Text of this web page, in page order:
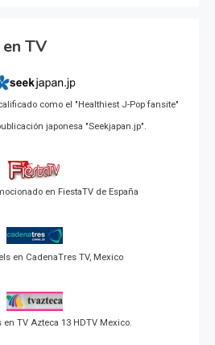
TV
como el "Healthiest J-Pop fansite"
japonesa "Seekjapan.jp".
en FiestaTV de España
en CadenaTres TV, Mexico
TV Azteca 13 HDTV Mexico.